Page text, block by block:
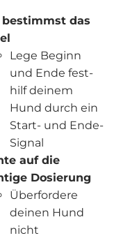
bestimmst das
Lege Beginn
und Ende fest-
hilf deinem
Hund durch ein
Start- und Ende-
Signal
auf die
Dosierung
Überfordere
deinen Hund
nicht